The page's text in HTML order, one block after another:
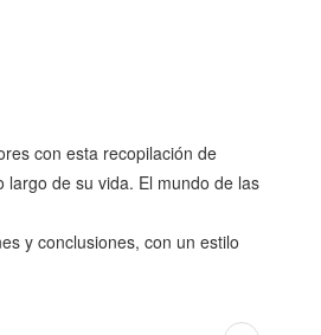
con esta recopilación de
de su vida. El mundo de las
y conclusiones, con un estilo